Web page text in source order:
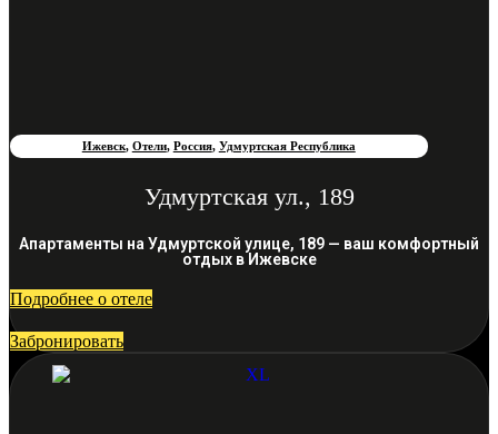
Ижевск, Отели, Россия, Удмуртская Республика
Удмуртская ул., 189
Апартаменты на Удмуртской улице, 189 — ваш комфортный
отдых в Ижевске
Подробнее о отеле
Забронировать